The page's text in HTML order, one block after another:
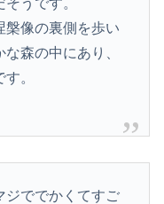
うです。
槃像の裏側を歩い
森の中にあり、
。
ジででかくてすご